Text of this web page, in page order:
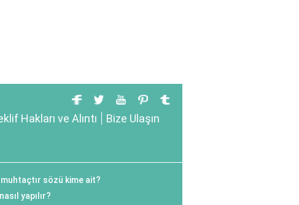
Hakları ve Alıntı Bize Ulaşın
sözü kime ait?
yapılır?